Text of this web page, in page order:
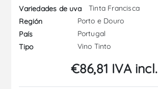
Variedades de uva
Tinta Francisca
Región
Porto e Douro
País
Portugal
Tipo
Vino Tinto
€86,81 IVA incl.